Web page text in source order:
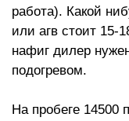
работа). Какой
или агв стоит 15-
нафиг дилер
подогревом.
На пробеге